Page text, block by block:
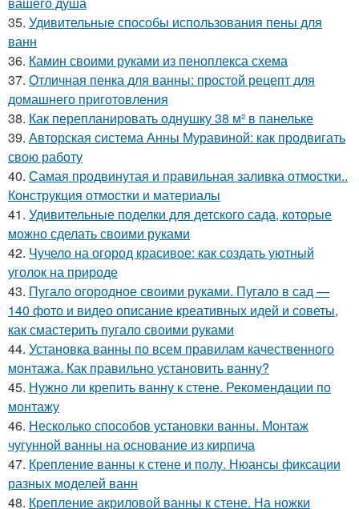
35. Удивительные способы использования пены для
ванн
36. Камин своими руками из пеноплекса схема
37. Отличная пенка для ванны: простой рецепт для
домашнего приготовления
38. Как перепланировать однушку 38 м² в панельке
39. Авторская система Анны Муравиной: как продвигать
свою работу
40. Самая продвинутая и правильная заливка отмостки..
Конструкция отмостки и материалы
41. Удивительные поделки для детского сада, которые
можно сделать своими руками
42. Чучело на огород красивое: как создать уютный
уголок на природе
43. Пугало огородное своими руками. Пугало в сад —
140 фото и видео описание креативных идей и советы,
как смастерить пугало своими руками
44. Установка ванны по всем правилам качественного
монтажа. Как правильно установить ванну?
45. Нужно ли крепить ванну к стене. Рекомендации по
монтажу
46. Несколько способов установки ванны. Монтаж
чугунной ванны на основание из кирпича
47. Крепление ванны к стене и полу. Нюансы фиксации
разных моделей ванн
48. Крепление акриловой ванны к стене. На ножки